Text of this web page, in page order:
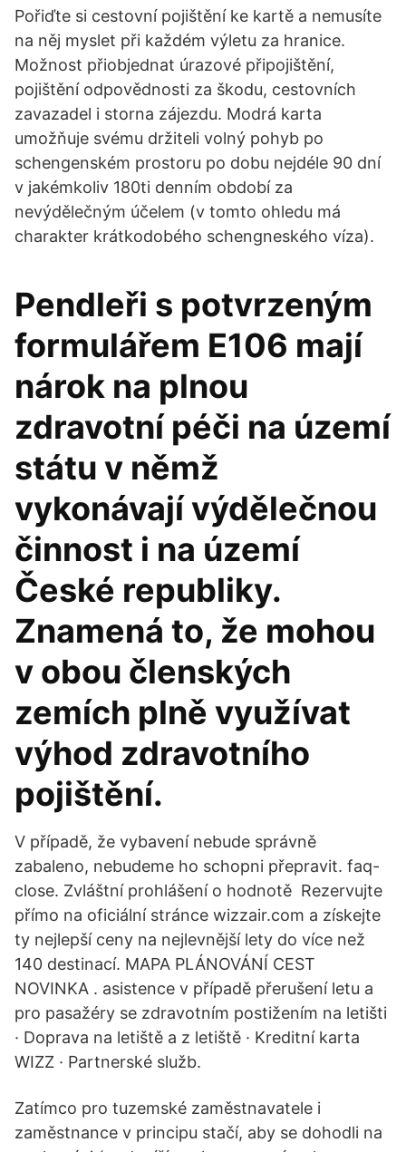
Pořiďte si cestovní pojištění ke kartě a nemusíte
na něj myslet při každém výletu za hranice.
Možnost přiobjednat úrazové připojištění,
pojištění odpovědnosti za škodu, cestovních
zavazadel i storna zájezdu. Modrá karta
umožňuje svému držiteli volný pohyb po
schengenském prostoru po dobu nejdéle 90 dní
v jakémkoliv 180ti denním období za
nevýdělečným účelem (v tomto ohledu má
charakter krátkodobého schengneského víza).
Pendleři s potvrzeným
formulářem E106 mají
nárok na plnou
zdravotní péči na území
státu v němž
vykonávají výdělečnou
činnost i na území
České republiky.
Znamená to, že mohou
v obou členských
zemích plně využívat
výhod zdravotního
pojištění.
V případě, že vybavení nebude správně
zabaleno, nebudeme ho schopni přepravit. faq-
close. Zvláštní prohlášení o hodnotě Rezervujte
přímo na oficiální stránce wizzair.com a získejte
ty nejlepší ceny na nejlevnější lety do více než
140 destinací. MAPA PLÁNOVÁNÍ CEST
NOVINKA . asistence v případě přerušení letu a
pro pasažéry se zdravotním postižením na letišti
· Doprava na letiště a z letiště · Kreditní karta
WIZZ · Partnerské služb.
Zatímco pro tuzemské zaměstnavatele i
zaměstnance v principu stačí, aby se dohodli na